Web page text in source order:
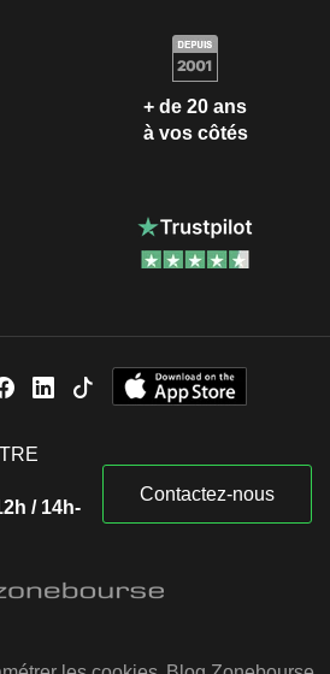
+ de 20 ans
à vos côtés
/ 14h-
Contactez-nous